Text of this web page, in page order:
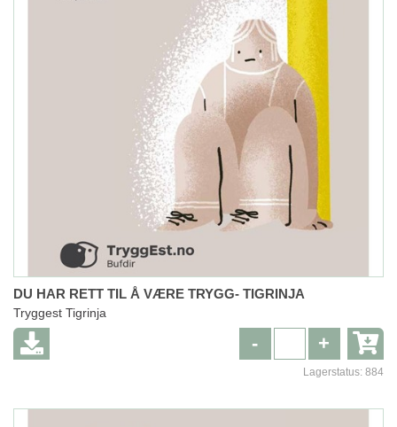
DU HAR RETT TIL Å VÆRE TRYGG- TIGRINJA
Tryggest Tigrinja
+
-
Lagerstatus: 884